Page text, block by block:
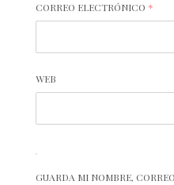
CORREO ELECTRÓNICO *
WEB
GUARDA MI NOMBRE,